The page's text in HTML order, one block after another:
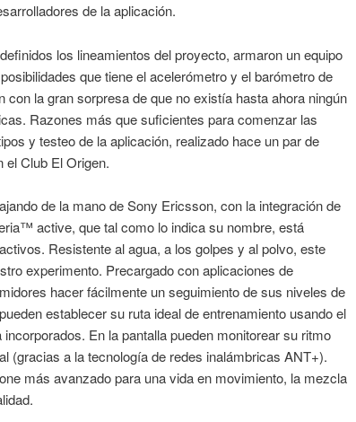
de la aplicación.
los lineamientos del proyecto, armaron un equipo
que tiene el acelerómetro y el barómetro de
con la gran sorpresa de que no existía hasta ahora ningún
Razones más que suficientes para comenzar las
y testeo de la aplicación, realizado hace un par de
el Club El Origen.
de la mano de Sony Ericsson, con la integración de
active, que tal como lo indica su nombre, está
Resistente al agua, a los golpes y al polvo, este
experimento. Precargado con aplicaciones de
hacer fácilmente un seguimiento de sus niveles de
establecer su ruta ideal de entrenamiento usando el
En la pantalla pueden monitorear su ritmo
(gracias a la tecnología de redes inalámbricas ANT+).
más avanzado para una vida en movimiento, la mezcla